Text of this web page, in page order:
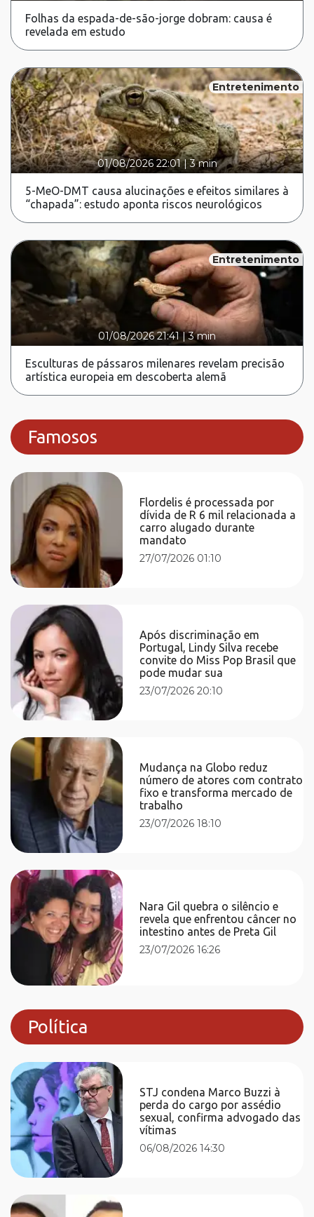
Folhas da espada-de-são-jorge dobram: causa é
revelada em estudo
Entretenimento
01/08/2026 22:01|3 min
5-MeO-DMT causa alucinações e efeitos similares à
“chapada”: estudo aponta riscos neurológicos
Entretenimento
01/08/2026 21:41 |3 min
Esculturas de pássaros milenares revelam precisão
artística europeia em descoberta alemã
Famosos
Flordelis é processada por
dívida de R 6 mil relacionada a
carro alugado durante
mandato
27/07/2026 01:10
Após discriminação em
Portugal, Lindy Silva recebe
convite do Miss Pop Brasil que
pode mudar sua
23/07/2026 20:10
Mudança na Globo reduz
número de atores com contrato
fixo e transforma mercado de
trabalho
23/07/2026 18:10
Nara Gil quebra o silêncio e
revela que enfrentou câncer no
intestino antes de Preta Gil
23/07/2026 16:26
Política
STJ condena Marco Buzzi à
perda do cargo por assédio
sexual, confirma advogado das
vítimas
06/08/2026 14:30